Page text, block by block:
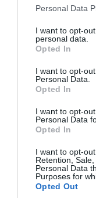
Please note that
not limited to your
grant or deny
use your data for
consent section.
Personal Data
I want to opt-
personal data.
Opted In
I want to opt-
Personal Data.
Opted In
I want to opt-
Personal Data
Opted In
I want to opt-
Retention,
Personal Data
Purposes for
Opted Out
«Επιχείρηση
Αθήνα:
αντικείμενα